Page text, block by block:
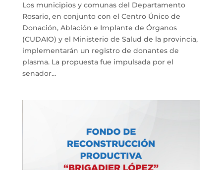
Los municipios y comunas del Departamento
Rosario, en conjunto con el Centro Único de
Donación, Ablación e Implante de Órganos
(CUDAIO) y el Ministerio de Salud de la provincia,
implementarán un registro de donantes de
plasma. La propuesta fue impulsada por el
senador...